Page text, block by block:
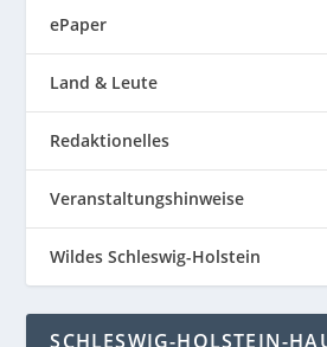
ePaper
Land & Leute
Redaktionelles
Veranstaltungshinweise
Wildes Schleswig-Holstein
SCHLESWIG-HOLSTEIN-